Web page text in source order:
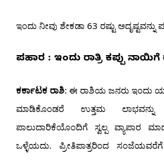
ಇಂದು ನೀವು ಶೇಕಡಾ 63 ರಷ್ಟು ಅದೃಷ್ಟವನ್ನು
ಪರಿಹಾರ : ಇಂದು ರಾತ್ರಿ ಕಪ್ಪು ನಾಯಿಗೆ
ಕರ್ಕಾಟಕ ರಾಶಿ: ಈ ರಾಶಿಯ ಜನರು ಇಂದು
ಮಾಡಿಕೊಂಡರೆ ಉತ್ತಮ ಲಾಭವನ್ನು
ಪಾಲುದಾರಿಕೆಯೊಂದಿಗೆ ಸ್ವಲ್ಪ ವ್ಯಾಪಾರ
ಒಳ್ಳೆಯದು. ಪ್ರೀತಿಪಾತ್ರರಿಂದ